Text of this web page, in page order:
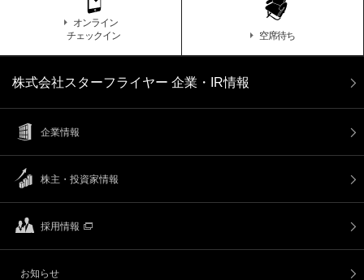
オンライン
チェックイン
空席待ち
株式会社スターフライヤー 企業・IR情報
企業情報
株主・投資家情報
採用情報
お知らせ